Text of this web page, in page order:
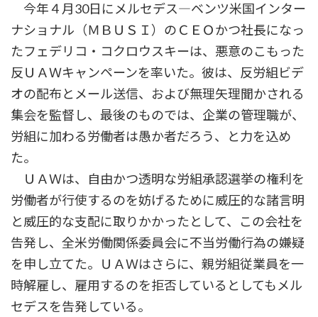
今年４月30日にメルセデス―ベンツ米国インター
ナショナル（ＭＢＵＳＩ）のＣＥＯかつ社長になっ
たフェデリコ・コクロウスキーは、悪意のこもった
反ＵＡＷキャンペーンを率いた。彼は、反労組ビデ
オの配布とメール送信、および無理矢理聞かされる
集会を監督し、最後のものでは、企業の管理職が、
労組に加わる労働者は愚か者だろう、と力を込め
た。
ＵＡＷは、自由かつ透明な労組承認選挙の権利を
労働者が行使するのを妨げるために威圧的な諸言明
と威圧的な支配に取りかかったとして、この会社を
告発し、全米労働関係委員会に不当労働行為の嫌疑
を申し立てた。ＵＡＷはさらに、親労組従業員を一
時解雇し、雇用するのを拒否しているとしてもメル
セデスを告発している。